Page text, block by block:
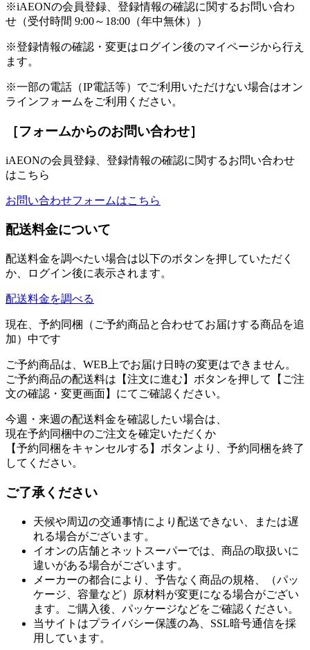
※iAEONの会員登録、登録情報の確認に関するお問い合わ
せ（受付時間 9:00～18:00（年中無休））
※登録情報の確認・変更はログイン後のマイページから行え
ます。
※一部の電話（IP電話等）でご利用いただけない場合はオン
ラインフォームをご利用ください。
［フォームからのお問い合わせ］
iAEONの会員登録、登録情報の確認に関するお問い合わせ
はこちら
お問い合わせフォームはこちら
配送料金について
配送料金を調べたい場合は以下のボタンを押していただく
か、ログイン後に表示されます。
配送料金を調べる
現在、予約同梱（ご予約商品と合わせてお届けする商品を追
加）中です
ご予約商品は、WEB上でお届け日時の変更はできません。
ご予約商品の配送料は【注文に進む】ボタンを押して【ご注
文の確認・変更画面】にてご確認ください。
今週・来週の配送料金を確認したい場合は、
現在予約同梱中のご注文を確定いただくか
【予約同梱をキャンセルする】ボタンより、予約同梱を終了
してください。
ご了承ください
天候や周辺の交通事情により配送できない、または遅
れる場合がございます。
イオンの店舗とネットスーパーでは、商品の取扱いに
違いがある場合がございます。
メーカーの都合により、予告なく商品の規格、（パッ
ケージ、容量など）原材料が変更になる場合がござい
ます。ご購入後、パッケージなどをご確認ください。
当サイトはプライバシー保護の為、SSL暗号通信を採
用しています。